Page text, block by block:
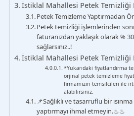
İstiklal Mahallesi Petek Temizliği
Petek Temizleme Yaptırmadan
Petek temizliği işlemlerinden
faturanızdan yaklaşık olarak %
sağlarsınız..!
İstiklal Mahallesi Petek Temizliği
*Yukarıdaki fiyatlandırma
orjinal petek temizleme
firmamızın temsilcileri ile
alabilirsiniz.
📌Sağlıklı ve tasarruflu bir
yaptırmayı ihmal etmeyin.♨♨